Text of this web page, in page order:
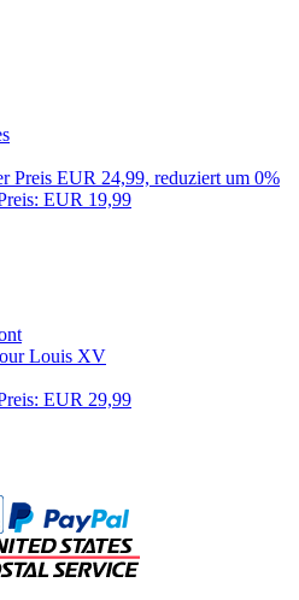
Preis EUR 24,99, reduziert um 0%
EUR 19,99
Louis XV
EUR 29,99